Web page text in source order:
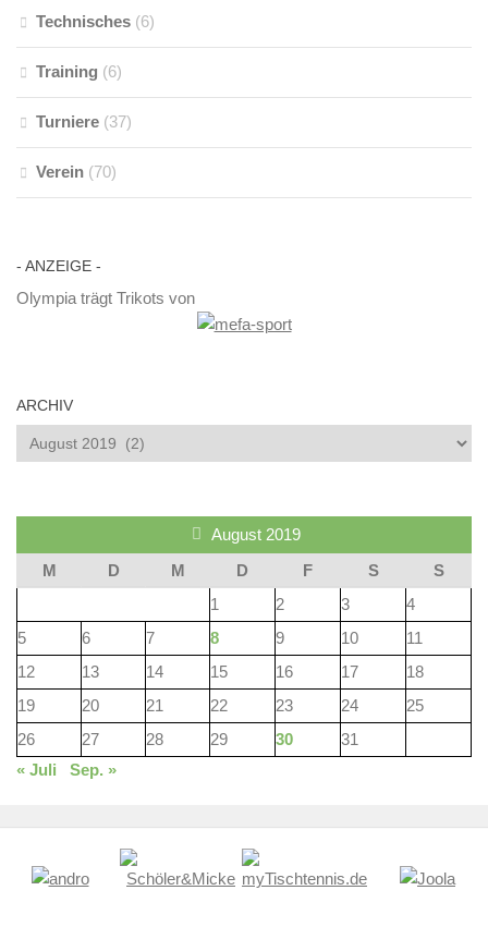
Technisches (6)
Training (6)
Turniere (37)
Verein (70)
- AN­ZEI­GE -
Olympia trägt Trikots von
AR­CHIV
Ar­
chiv
August 2019
M
D M D F S
S
1
2 3
4
5
6 7 8 9 10
11
12
13 14 15 16 17
18
19
20 21 22 23 24
25
26
27 28 29 30
31
« Juli
Sep. »